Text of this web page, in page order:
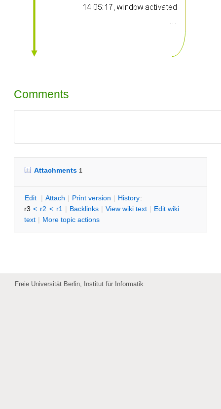
Comments
Attachments 1
Edit | Attach | Print version | History:
r3 < r2 < r1 | Backlinks | View wiki text | Edit wiki
text | More topic actions
Freie Universität Berlin, Institut für Informatik